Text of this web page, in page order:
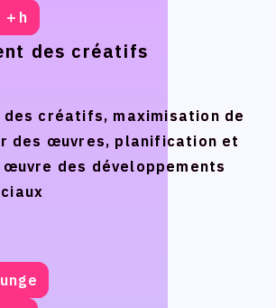
des créatifs
des créatifs, maximisation de
des œuvres, planification et
œuvre des développements
h
h
des créatifs
des créatifs, maximisation de
des œuvres, planification et
œuvre des développements